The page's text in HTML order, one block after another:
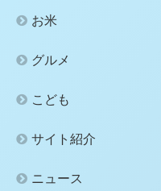
お米
グルメ
こども
サイト紹介
ニュース